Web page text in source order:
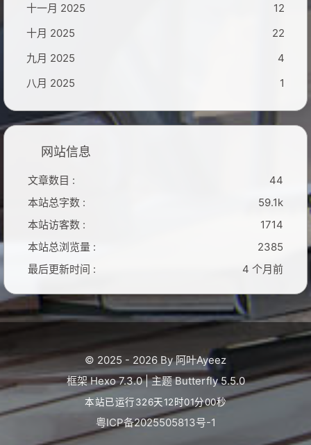
十一月 2025
12
十月 2025
22
九月 2025
4
八月 2025
1
网站信息
文章数目 :
44
本站总字数 :
59.1k
本站访客数 :
1714
本站总浏览量 :
2385
最后更新时间 :
4 个月前
© 2025 - 2026 By 阿叶Ayeez
框架Hexo 7.3.0 | 主题Butterfly 5.5.0
本站已运行326天12时01分01秒
粤ICP备2025505813号-1